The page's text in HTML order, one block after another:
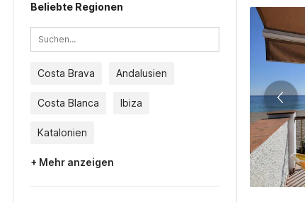
Beliebte Regionen
Costa Brava Andalusien
Costa Blanca Ibiza
Katalonien
+ Mehr anzeigen